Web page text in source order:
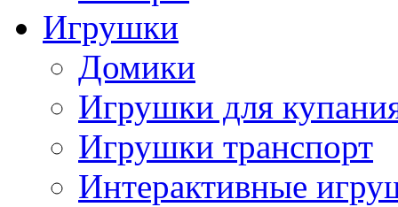
Игрушки
Домики
Игрушки для
Игрушки транспорт
Интерактивные